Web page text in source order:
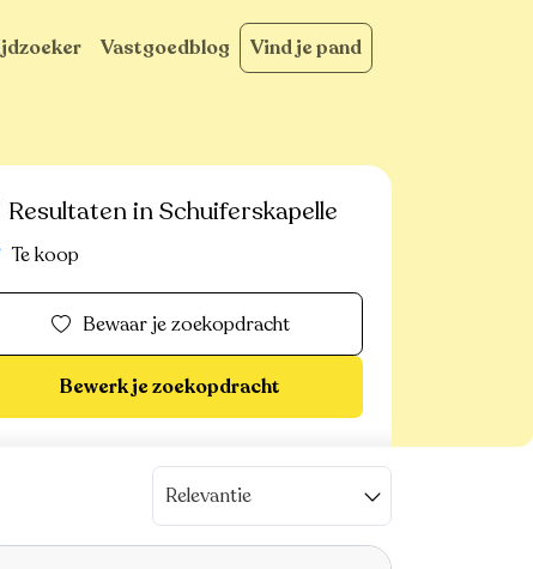
Vastgoedblog Vind je pand
Resultaten in Schuiferskapelle
Te koop
Bewaar je zoekopdracht
Bewerk je zoekopdracht
Relevantie